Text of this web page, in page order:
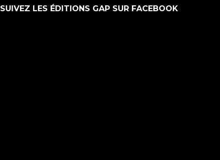
SUIVEZ LES ÉDITIONS GAP SUR FACEBOOK